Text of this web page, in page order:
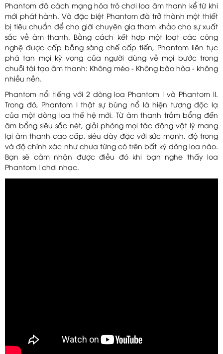
Phantom đã cách mạng hóa trò chơi loa âm thanh kể từ khi
mới phát hành. Và đặc biệt Phantom đã trở thành một thiết
bị tiêu chuẩn để cho giới chuyên gia tham khảo cho sự xuất
sắc về âm thanh. Bằng cách kết hợp một loạt các công
nghệ được cấp bằng sáng chế cấp tiến, Phantom liên tục
phá tan mọi kỳ vọng của người dùng về mọi bước trong
chuỗi tái tạo âm thanh: Không méo - Không bão hòa - không
nhiễu nền.
Phantom nổi tiếng với 2 dòng loa Phantom I và Phantom II.
Trong đó, Phantom I thật sự bùng nổ là hiện tượng độc lạ
của một dòng loa thế hệ mới. Từ âm thanh trầm bổng đến
âm bổng siêu sắc nét, giải phóng mọi tác động vật lý mang
lại âm thanh cao cấp, siêu dày đặc với sức mạnh, độ trong
và độ chính xác như chưa từng có trên bất kỳ dòng loa nào.
Bạn sẽ cảm nhận được điều đó khi bạn nghe thấy loa
Phantom I chơi nhạc.